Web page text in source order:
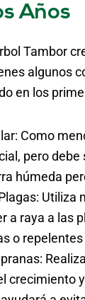
Años
Tambor
algunos
en los
Como
pero debe
húmeda
Utiliza
a raya a las
o
crecimiento